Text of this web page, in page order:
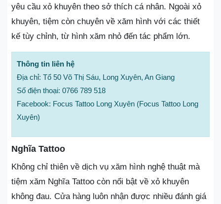
yêu cầu xỏ khuyên theo sở thích cá nhân. Ngoài xỏ
khuyên, tiệm còn chuyên về xăm hình với các thiết
kế tùy chỉnh, từ hình xăm nhỏ đến tác phẩm lớn.
Thông tin liên hệ
Địa chỉ: Tổ 50 Võ Thị Sáu, Long Xuyên, An Giang
Số điện thoại: 0766 789 518
Facebook: Focus Tattoo Long Xuyên (Focus Tattoo Long
Xuyên)
Nghĩa Tattoo
Không chỉ thiên về dịch vụ xăm hình nghệ thuật mà
tiệm xăm Nghĩa Tattoo còn nổi bật về xỏ khuyên
không đau. Cửa hàng luôn nhận được nhiều đánh giá